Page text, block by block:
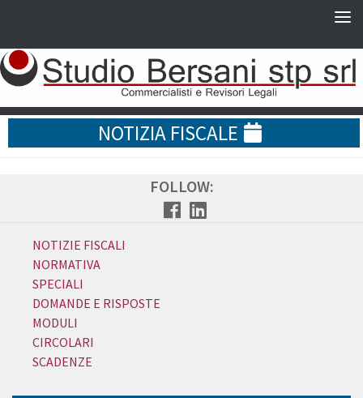
NOTIZIA FISCALE
FOLLOW:
NOTIZIE FISCALI
NORMATIVA
SPECIALI
DOMANDE E RISPOSTE
MODULI
CIRCOLARI
SCADENZE